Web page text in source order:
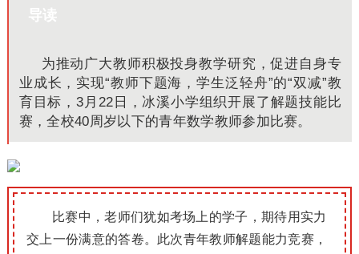
导读
为推动广大教师积极投身教学研究，促进自身专
业成长，实现“教师下题海，学生泛轻舟”的“双减”教
育目标，3月22日，冰溪小学组织开展了解题技能比
赛，全校40周岁以下的青年数学教师参加比赛。
比赛中，老师们犹如考场上的学子，期待用实力
交上一份满意的答卷。此次青年教师解题能力竞赛，